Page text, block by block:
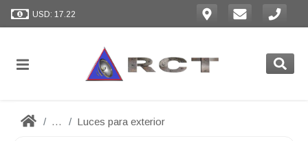
USD: 17.22
... Luces para exterior